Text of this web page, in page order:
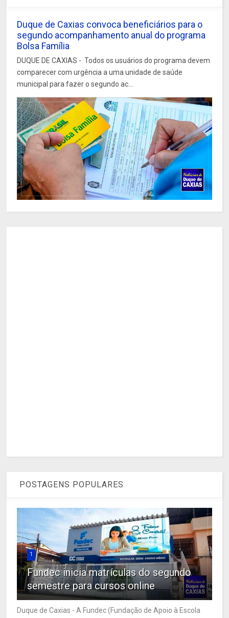
Duque de Caxias convoca beneficiários para o
segundo acompanhamento anual do programa
Bolsa Família
DUQUE DE CAXIAS - Todos os usuários do programa devem
comparecer com urgência a uma unidade de saúde
municipal para fazer o segundo ac...
POSTAGENS POPULARES
1
Fundec inicia matrículas do segundo
semestre para cursos online
Duque de Caxias - A Fundec (Fundação de Apoio à Escola